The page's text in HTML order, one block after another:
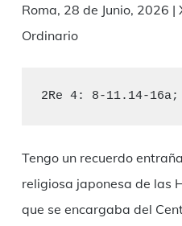
Roma, 28 de Junio, 2026
Ordinario
2Re 4: 8-11.14-
Tengo un recuerdo
religiosa japonesa de las
que se encargaba del